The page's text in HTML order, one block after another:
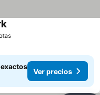
Ver precios
Ver precios
Ver precios